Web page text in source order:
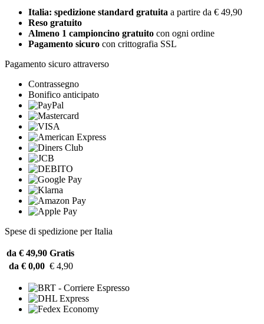
Italia: spedizione standard gratuita a partire da € 49,90
Reso gratuito
Almeno 1 campioncino gratuito con ogni ordine
Pagamento sicuro con crittografia SSL
Pagamento sicuro attraverso
Contrassegno
Bonifico anticipato
Spese di spedizione per Italia
da € 49,90 Gratis
da € 0,00 € 4,90